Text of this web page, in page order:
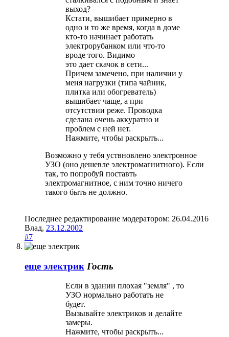
выход?
Кстати, вышибает примерно в
одно и то же время, когда в доме
кто-то начинает работать
электрорубанком или что-то
вроде того. Видимо
это дает скачок в сети...
Причем замечено, при наличии у
меня нагрузки (типа чайник,
плитка или обогреватель)
вышибает чаще, а при
отсутствии реже. Проводка
сделана очень аккуратно и
проблем с ней нет.
Нажмите, чтобы раскрыть...
Возможно у тебя уствновлено электронное
УЗО (оно дешевле электромагнитного). Если
так, то попробуй поставть
электромагнитное, с ним точно ничего
такого быть не должно.
Последнее редактирование модератором: 26.04.2016
Влад, 23.12.2002
#7
еще электрик Гость
Если в здании плохая "земля" , то
УЗО нормально работать не
будет.
Вызывайте электриков и делайте
замеры.
Нажмите, чтобы раскрыть...